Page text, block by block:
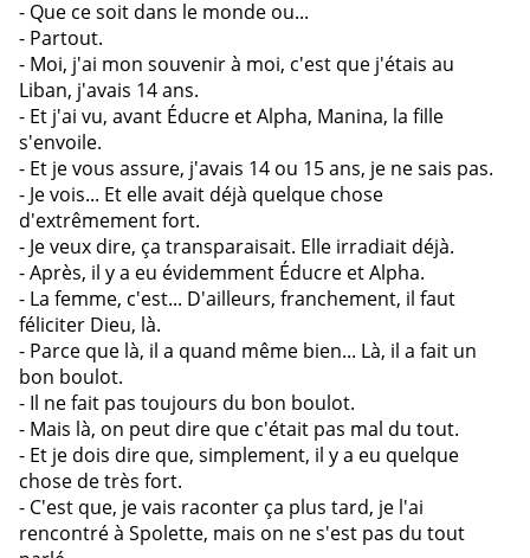
- Que ce soit dans le monde ou...
- Partout.
- Moi, j'ai mon souvenir à moi, c'est que j'étais au
Liban, j'avais 14 ans.
- Et j'ai vu, avant Éducre et Alpha, Manina, la fille
s'envoile.
- Et je vous assure, j'avais 14 ou 15 ans, je ne sais pas.
- Je vois... Et elle avait déjà quelque chose
d'extrêmement fort.
- Je veux dire, ça transparaisait. Elle irradiait déjà.
- Après, il y a eu évidemment Éducre et Alpha.
- La femme, c'est... D'ailleurs, franchement, il faut
féliciter Dieu, là.
- Parce que là, il a quand même bien... Là, il a fait un
bon boulot.
- Il ne fait pas toujours du bon boulot.
- Mais là, on peut dire que c'était pas mal du tout.
- Et je dois dire que, simplement, il y a eu quelque
chose de très fort.
- C'est que, je vais raconter ça plus tard, je l'ai
rencontré à Spolette, mais on ne s'est pas du tout